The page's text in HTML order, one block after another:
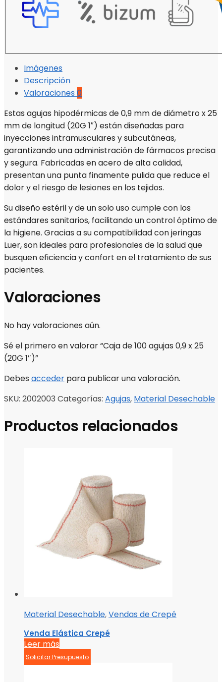
Imágenes
Descripción
Valoraciones 0
Estas agujas hipodérmicas de 0,9 mm de diámetro x 25
mm de longitud (20G 1″) están diseñadas para
inyecciones intramusculares y subcutáneas,
garantizando una administración de fármacos precisa
y segura. Fabricadas en acero de alta calidad,
presentan una punta finamente pulida que reduce el
dolor y el riesgo de lesiones en los tejidos.
Su diseño estéril y de un solo uso cumple con los
estándares sanitarios, facilitando un control óptimo de
la higiene. Gracias a su compatibilidad con jeringas
Luer, son ideales para profesionales de la salud que
busquen eficiencia y confort en el tratamiento de sus
pacientes.
Valoraciones
No hay valoraciones aún.
Sé el primero en valorar “Caja de 100 agujas 0,9 x 25
(20G 1″)”
Debes acceder para publicar una valoración.
SKU: 2002003 Categorías: Agujas, Material Desechable
Productos relacionados
Material Desechable,Vendas de Crepé
Venda Elástica Crepé
Leer más
Solicitar Presupuesto